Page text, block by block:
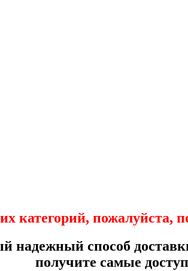
категорий, пожалуйста,
надежный способ
получите самые